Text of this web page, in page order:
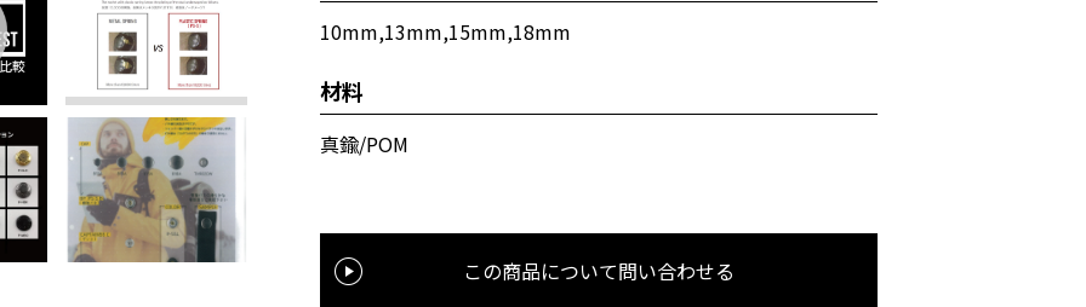
10mm,13mm,15mm,18mm
材料
真鍮/POM
この商品について問い合わせる